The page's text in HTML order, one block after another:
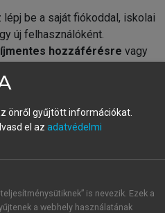
be a saját fiókoddal, iskolai
új felhasználóként.
hozzáférésre vagy
létre új fiókot.
automatikusan
önről gyűjtött információkat.
el az adatvédelmi
is nevezik. Ezek a
a webhely használatának